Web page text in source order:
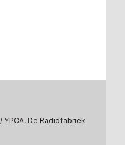
/ YPCA, De Radiofabriek